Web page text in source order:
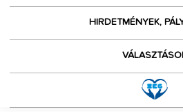
HIRDETMÉNYEK,